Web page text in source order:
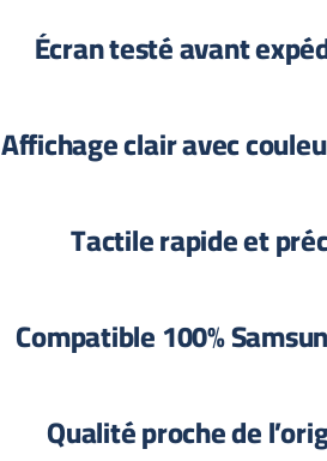
Écran testé avant
Affichage clair avec
Tactile rapide et
Compatible 100%
Qualité proche de